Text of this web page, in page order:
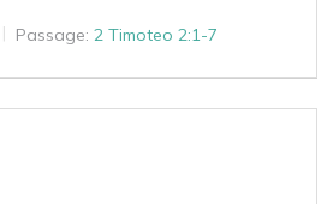
Passage: 2 Timoteo 2:1-7